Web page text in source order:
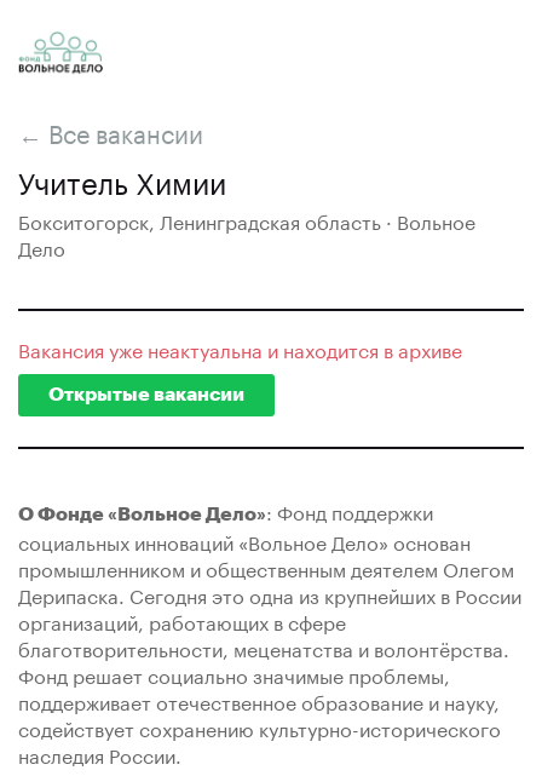
← Все вакансии
Учитель Химии
Бокситогорск, Ленинградская область · Вольное
Дело
Вакансия уже неактуальна и находится в архиве
Открытые вакансии
О Фонде «Вольное Дело»: Фонд поддержки
социальных инноваций «Вольное Дело» основан
промышленником и общественным деятелем Олегом
Дерипаска. Сегодня это одна из крупнейших в России
организаций, работающих в сфере
благотворительности, меценатства и волонтёрства.
Фонд решает социально значимые проблемы,
поддерживает отечественное образование и науку,
содействует сохранению культурно-исторического
наследия России.